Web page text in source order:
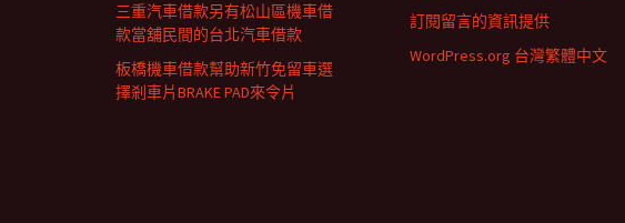
三重汽車借款另有松山區機車借
款當舖民間的台北汽車借款
板橋機車借款幫助新竹免留車選
擇剎車片BRAKE PAD來令片
訂閱留言的資訊提供
WordPress.org 台灣繁體中文